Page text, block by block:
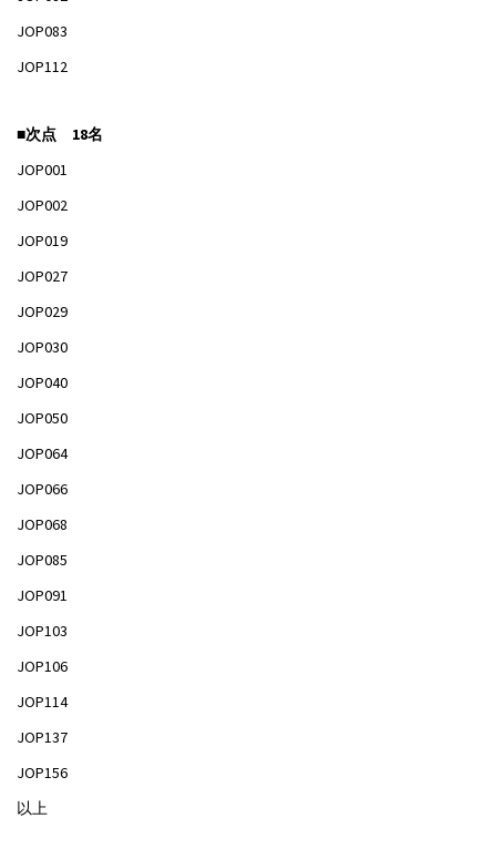
JOP083
JOP112
■次点 18名
JOP001
JOP002
JOP019
JOP027
JOP029
JOP030
JOP040
JOP050
JOP064
JOP066
JOP068
JOP085
JOP091
JOP103
JOP106
JOP114
JOP137
JOP156
以上